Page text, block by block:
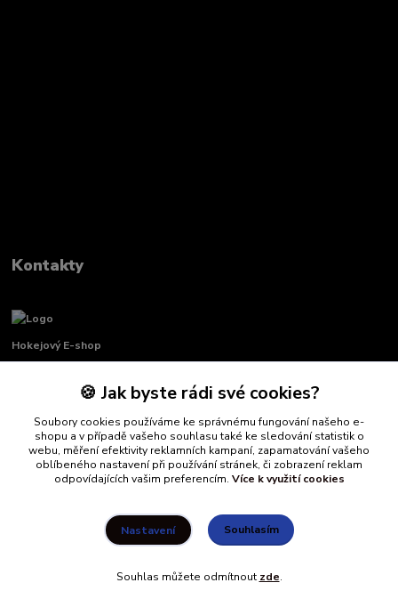
Kontakty
Hokejový E-shop
Renata Křenková
+420 739 339 689
Po-Pá, 8:00-16:00 pauza 11:00-13:00
info@hockeydefender.cz
Vytvořeno na Eshop-rychle.cz
🍪 Jak byste rádi své cookies?
Soubory cookies používáme ke správnému fungování našeho e-
shopu a v případě vašeho souhlasu také ke sledování statistik o
webu, měření efektivity reklamních kampaní, zapamatování vašeho
oblíbeného nastavení při používání stránek, či zobrazení reklam
odpovídajících vašim preferencím. Více k využití cookies
Nastavení Souhlasím
Souhlas můžete odmítnout zde.